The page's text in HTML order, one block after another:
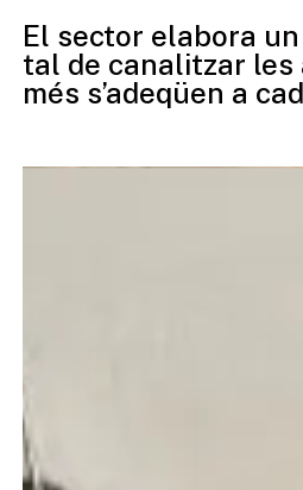
El sector elabora
tal de canalitzar les
més s’adeqüen a